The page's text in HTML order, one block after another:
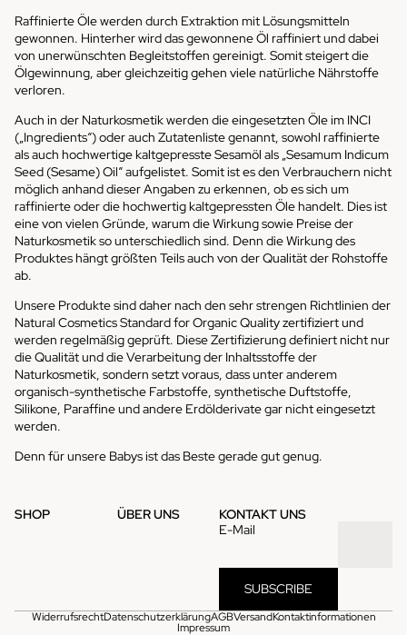
Raffinierte Öle werden durch Extraktion mit Lösungsmitteln
gewonnen. Hinterher wird das gewonnene Öl raffiniert und dabei
von unerwünschten Begleitstoffen gereinigt. Somit steigert die
Ölgewinnung, aber gleichzeitig gehen viele natürliche Nährstoffe
verloren.
Auch in der Naturkosmetik werden die eingesetzten Öle im INCI
(„Ingredients“) oder auch Zutatenliste genannt, sowohl raffinierte
als auch hochwertige kaltgepresste Sesamöl als „Sesamum Indicum
Seed (Sesame) Oil“ aufgelistet. Somit ist es den Verbrauchern nicht
möglich anhand dieser Angaben zu erkennen, ob es sich um
raffinierte oder die hochwertig kaltgepressten Öle handelt. Dies ist
eine von vielen Gründe, warum die Wirkung sowie Preise der
Naturkosmetik so unterschiedlich sind. Denn die Wirkung des
Produktes hängt größten Teils auch von der Qualität der Rohstoffe
ab.
Unsere Produkte sind daher nach den sehr strengen Richtlinien der
Natural Cosmetics Standard for Organic Quality zertifiziert und
werden regelmäßig geprüft. Diese Zertifizierung definiert nicht nur
die Qualität und die Verarbeitung der Inhaltsstoffe der
Naturkosmetik, sondern setzt voraus, dass unter anderem
organisch-synthetische Farbstoffe, synthetische Duftstoffe,
Silikone, Paraffine und andere Erdölderivate gar nicht eingesetzt
werden.
Denn für unsere Babys ist das Beste gerade gut genug.
SHOP ÜBER UNS
KONTAKT UNS
E-Mail
SUBSCRIBE
WiderrufsrechtDatenschutzerklärungAGBVersandKontaktinformationen
Impressum